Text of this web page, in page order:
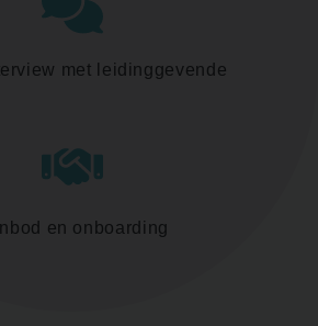
met leidinggevende
en onboarding